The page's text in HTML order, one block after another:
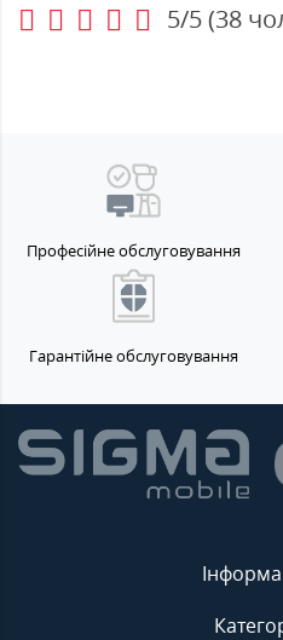
5/5(38
Професійне обслуговування
Гарантійне обслуговування